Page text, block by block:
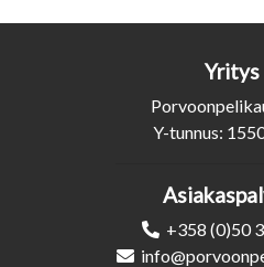
Yritys
Y-tunnus:
+358 (0)50